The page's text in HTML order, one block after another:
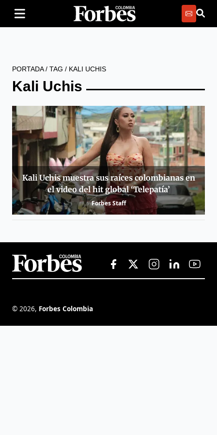
PORTADA/ TAG / KALI UCHIS
Kali Uchis
Kali Uchis muestra sus raíces colombianas en
el video del hit global ‘Telepatía’
Forbes Staff
© 2026, Forbes Colombia